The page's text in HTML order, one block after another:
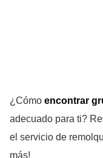
¿Cómo encontrar
adecuado para ti?
el servicio de
más!